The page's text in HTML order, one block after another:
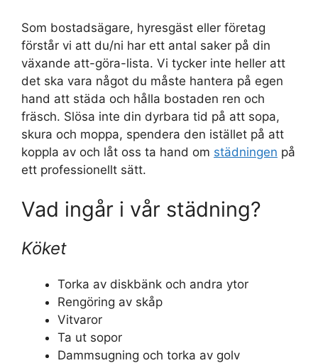
Som bostadsägare, hyresgäst eller företag
förstår vi att du/ni har ett antal saker på din
växande att-göra-lista. Vi tycker inte heller att
det ska vara något du måste hantera på egen
hand att städa och hålla bostaden ren och
fräsch. Slösa inte din dyrbara tid på att sopa,
skura och moppa, spendera den istället på att
koppla av och låt oss ta hand om städningen på
ett professionellt sätt.
Vad ingår i vår städning?
Köket
Torka av diskbänk och andra ytor
Rengöring av skåp
Vitvaror
Ta ut sopor
Dammsugning och torka av golv